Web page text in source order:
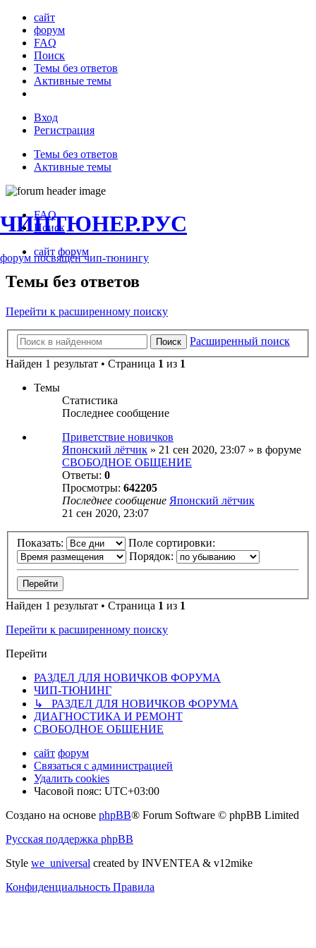
сайт
форум
FAQ
Поиск
Темы без ответов
Активные темы
Вход
Регистрация
Темы без ответов
Активные темы
ЧИПТЮНЕР.РУС
форум посвящён чип-тюнингу
FAQ
Поиск
сайт форум
Темы без ответов
Перейти к расширенному поиску
Поиск
Расширенный поиск
Найден 1 результат • Страница 1 из 1
Темы
Статистика
Последнее сообщение
Приветствие новичков
Японский лётчик » 21 сен 2020, 23:07 » в форуме
СВОБОДНОЕ ОБЩЕНИЕ
Ответы: 0
Просмотры: 642205
Последнее сообщение Японский лётчик
21 сен 2020, 23:07
Показать:
Поле сортировки:
Порядок:
Найден 1 результат • Страница 1 из 1
Перейти к расширенному поиску
Перейти
РАЗДЕЛ ДЛЯ НОВИЧКОВ ФОРУМА
ЧИП-ТЮНИНГ
↳ РАЗДЕЛ ДЛЯ НОВИЧКОВ ФОРУМА
ДИАГНОСТИКА И РЕМОНТ
СВОБОДНОЕ ОБЩЕНИЕ
сайт форум
Связаться с администрацией
Удалить cookies
Часовой пояс: UTC+03:00
Создано на основе phpBB® Forum Software © phpBB Limited
Русская поддержка phpBB
Style we_universal created by INVENTEA & v12mike
Конфиденциальность Правила